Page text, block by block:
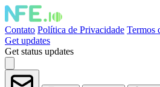
Contato Política de Privacidade Termos
Get updates
Get status updates